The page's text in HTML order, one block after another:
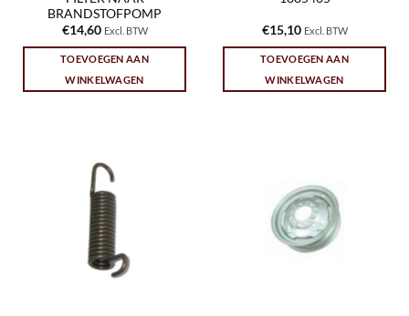
BRANDSTOFPOMP
€14,60 Excl. BTW
TOEVOEGEN AAN
WINKELWAGEN
€15,10 Excl. BTW
TOEVOEGEN AAN
WINKELWAGEN